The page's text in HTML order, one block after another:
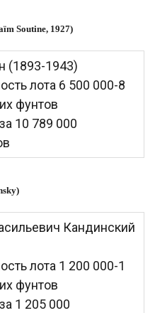
Soutine, 1927)
(1893-1943)
лота 6 500 000-8
фунтов
10 789 000
Кандинский
лота 1 200 000-1
фунтов
1 205 000